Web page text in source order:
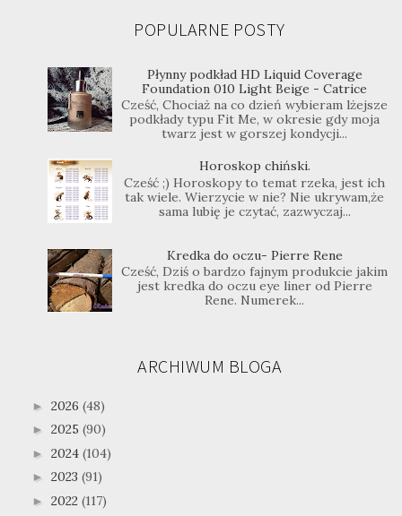
POPULARNE POSTY
Płynny podkład HD Liquid Coverage
Foundation 010 Light Beige - Catrice
Cześć, Chociaż na co dzień wybieram lżejsze
podkłady typu Fit Me, w okresie gdy moja
twarz jest w gorszej kondycji...
Horoskop chiński.
Cześć ;) Horoskopy to temat rzeka, jest ich
tak wiele. Wierzycie w nie? Nie ukrywam,że
sama lubię je czytać, zazwyczaj...
Kredka do oczu- Pierre Rene
Cześć, Dziś o bardzo fajnym produkcie jakim
jest kredka do oczu eye liner od Pierre
Rene. Numerek...
ARCHIWUM BLOGA
► 2026 (48)
► 2025 (90)
► 2024 (104)
► 2023 (91)
► 2022 (117)